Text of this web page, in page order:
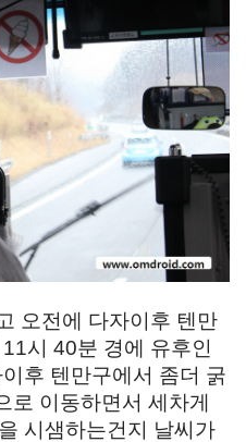
오전에 다자이후 텐만
시 40분 경에 유후인
후 텐만구에서 좀더 굵
로 이동하면서 세차게
시샘하는건지 날씨가